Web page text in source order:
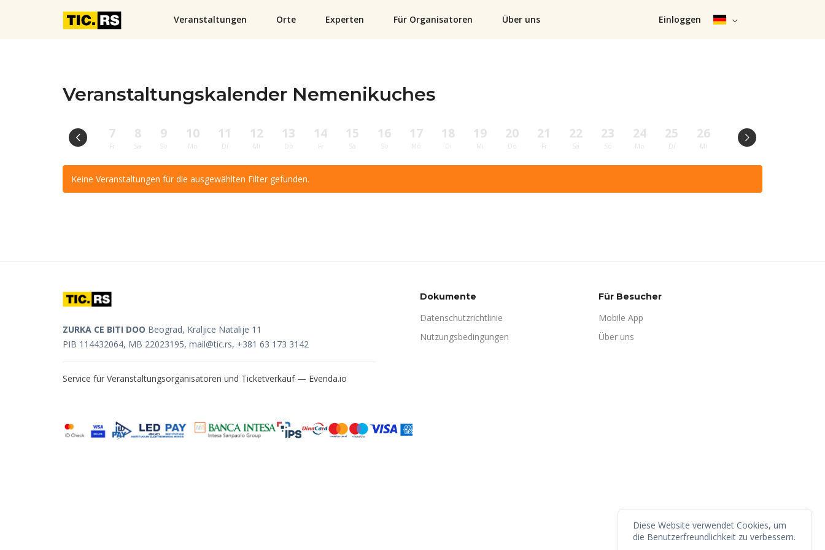
Veranstaltungen Orte Experten Für Organisatoren Über uns Einloggen
Veranstaltungskalender Nemenikuches
7
Fr
8
Sa
9
So
10
Mo
11
Di
12
Mi
13
Do
14
Fr
15
Sa
16
So
17
Mo
18
Di
19
Mi
20
Do
21
Fr
22
Sa
23
So
24
Mo
25
Di
26
Mi
27
Do
Keine Veranstaltungen für die ausgewählten Filter gefunden.
ZURKA CE BITI DOO Beograd, Kraljice Natalije 11
PIB 114432064, MB 22023195, mail@tic.rs, +381 63 173 3142
Service für Veranstaltungsorganisatoren und Ticketverkauf — Evenda.io
Dokumente
Datenschutzrichtlinie
Nutzungsbedingungen
Für Besucher
Mobile App
Über uns
Diese Website verwendet Cookies, um
die Benutzerfreundlichkeit zu verbessern.